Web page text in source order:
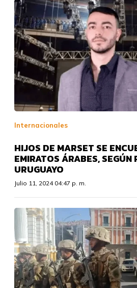
Internacionales
HIJOS DE MARSET SE
EMIRATOS ÁRABES, SEGÚN
URUGUAYO
Julio 11, 2024 04:47 p. m.